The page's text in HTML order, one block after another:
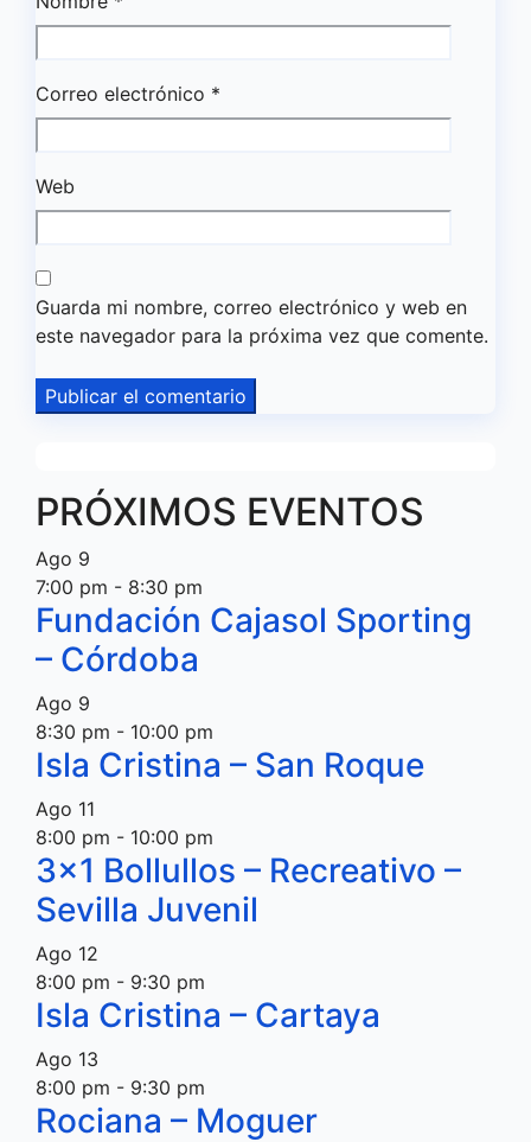
Correo electrónico *
Web
Guarda mi nombre, correo electrónico y web en
este navegador para la próxima vez que comente.
PRÓXIMOS EVENTOS
Ago 9
7:00 pm - 8:30 pm
Fundación Cajasol Sporting
– Córdoba
Ago 9
8:30 pm - 10:00 pm
Isla Cristina – San Roque
Ago 11
8:00 pm - 10:00 pm
3×1 Bollullos – Recreativo –
Sevilla Juvenil
Ago 12
8:00 pm - 9:30 pm
Isla Cristina – Cartaya
Ago 13
8:00 pm - 9:30 pm
Rociana – Moguer